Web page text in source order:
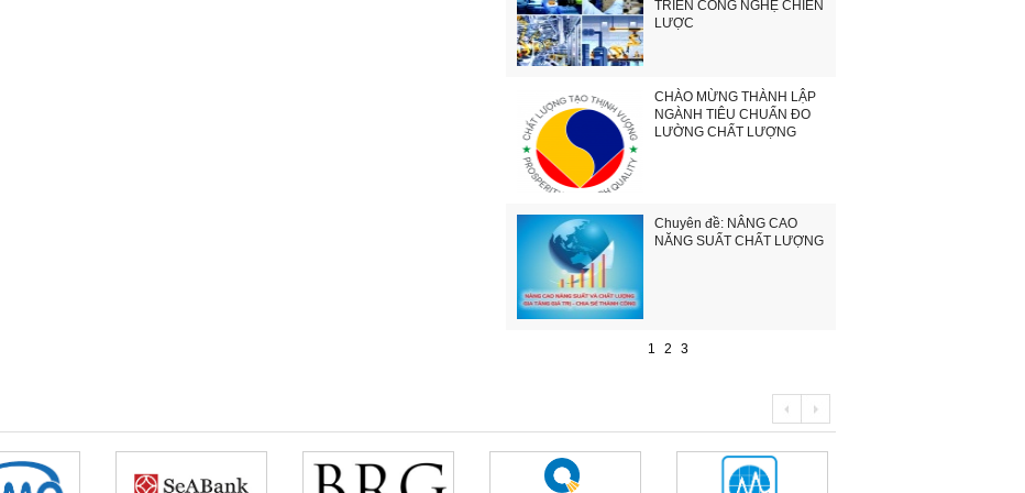
TRIỂN CÔNG NGHỆ CHIẾN
LƯỢC
CHÀO MỪNG THÀNH LẬP
NGÀNH TIÊU CHUẨN ĐO
LƯỜNG CHẤT LƯỢNG
Chuyên đề: NÂNG CAO
NĂNG SUẤT CHẤT LƯỢNG
1 2 3